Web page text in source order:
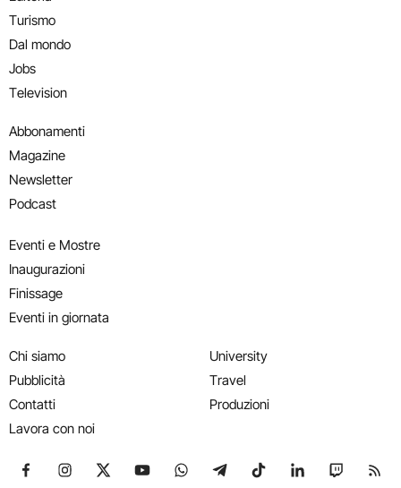
Turismo
Dal mondo
Jobs
Television
Abbonamenti
Magazine
Newsletter
Podcast
Eventi e Mostre
Inaugurazioni
Finissage
Eventi in giornata
Chi siamo
Pubblicità
Contatti
Lavora con noi
University
Travel
Produzioni
Seguici su Facebook
Seguici su Instagram
Seguici su X
Seguici su YouTube
Seguici su WhatsApp
Seguici su Telegram
Seguici su TikTok
Seguici su
Seguici